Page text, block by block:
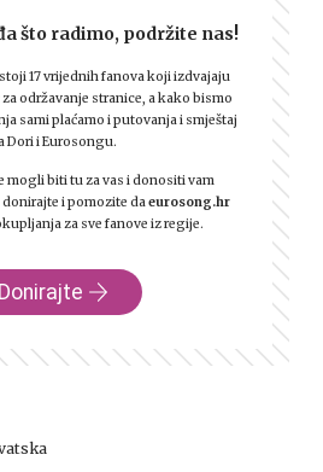
što radimo, podržite nas!
17 vrijednih fanova koji izdvajaju
održavanje stranice, a kako bismo
sami plaćamo i putovanja i smještaj
Dori i Eurosongu.
mogli biti tu za vas i donositi vam
i pomozite daeurosong.hr
za sve fanove iz regije.
Donirajte